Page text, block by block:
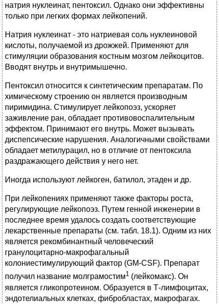
натрия нуклеинат, пентоксил. Однако они эффективны
только при легких формах лейкопений.
Натрия нуклеинат - это натриевая соль нуклеиновой
кислоты, получаемой из дрожжей. Применяют для
стимуляции образования костным мозгом лейкоцитов.
Вводят внутрь и внутримышечно.
Пентоксил относится к синтетическим препаратам. По
химическому строению он является производным
пиримидина. Стимулирует лейкопоэз, ускоряет
заживление ран, обладает противовоспалительным
эффектом. Принимают его внутрь. Может вызывать
диспепсические нарушения. Аналогичными свойствами
обладает метилурацил, но в отличие от пентоксила
раздражающего действия у него нет.
Иногда используют лейкоген, батилол, этаден и др.
При лейкопениях применяют также факторы роста,
регулирующие лейкопоэз. Путем генной инженерии в
последнее время удалось создать соответствующие
лекарственные препараты (см. табл. 18.1). Одним из них
является рекомбинантный человеческий
гранулоцитарно-макрофагальный
колониестимулирующий фактор (GM-CSF). Препарат
получил название молграмостим1 (лейкомакс). Он
является гликопротеином. Образуется в Т-лимфоцитах,
эндотелиальных клетках, фибробластах, макрофагах.